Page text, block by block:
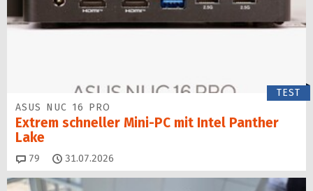
TEST
ASUS NUC 16 PRO
Extrem schneller Mini-PC mit Intel Panther
Lake
79 Kommentare
31.07.2026